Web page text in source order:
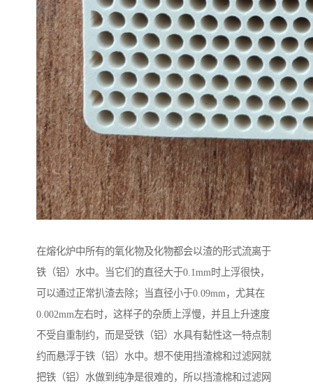
在熔化炉中所有的氧化物及化物都会以渣的形式流离于
铁（铝）水中。当它们的直径大于0.1mm时上浮很快，
可以通过正常扒渣去除；当直径小于0.09mm，尤其在
0.002mm左右时，这样子的杂质上浮慢，并且上升速度
不受自重制约，而是受铁（铝）水具有黏性这一特点制
约而悬浮于铁（铝）水中。想不使用挡渣棉和过滤网就
把铁（铝）水做到纯净是很难的，所以挡渣棉和过滤网